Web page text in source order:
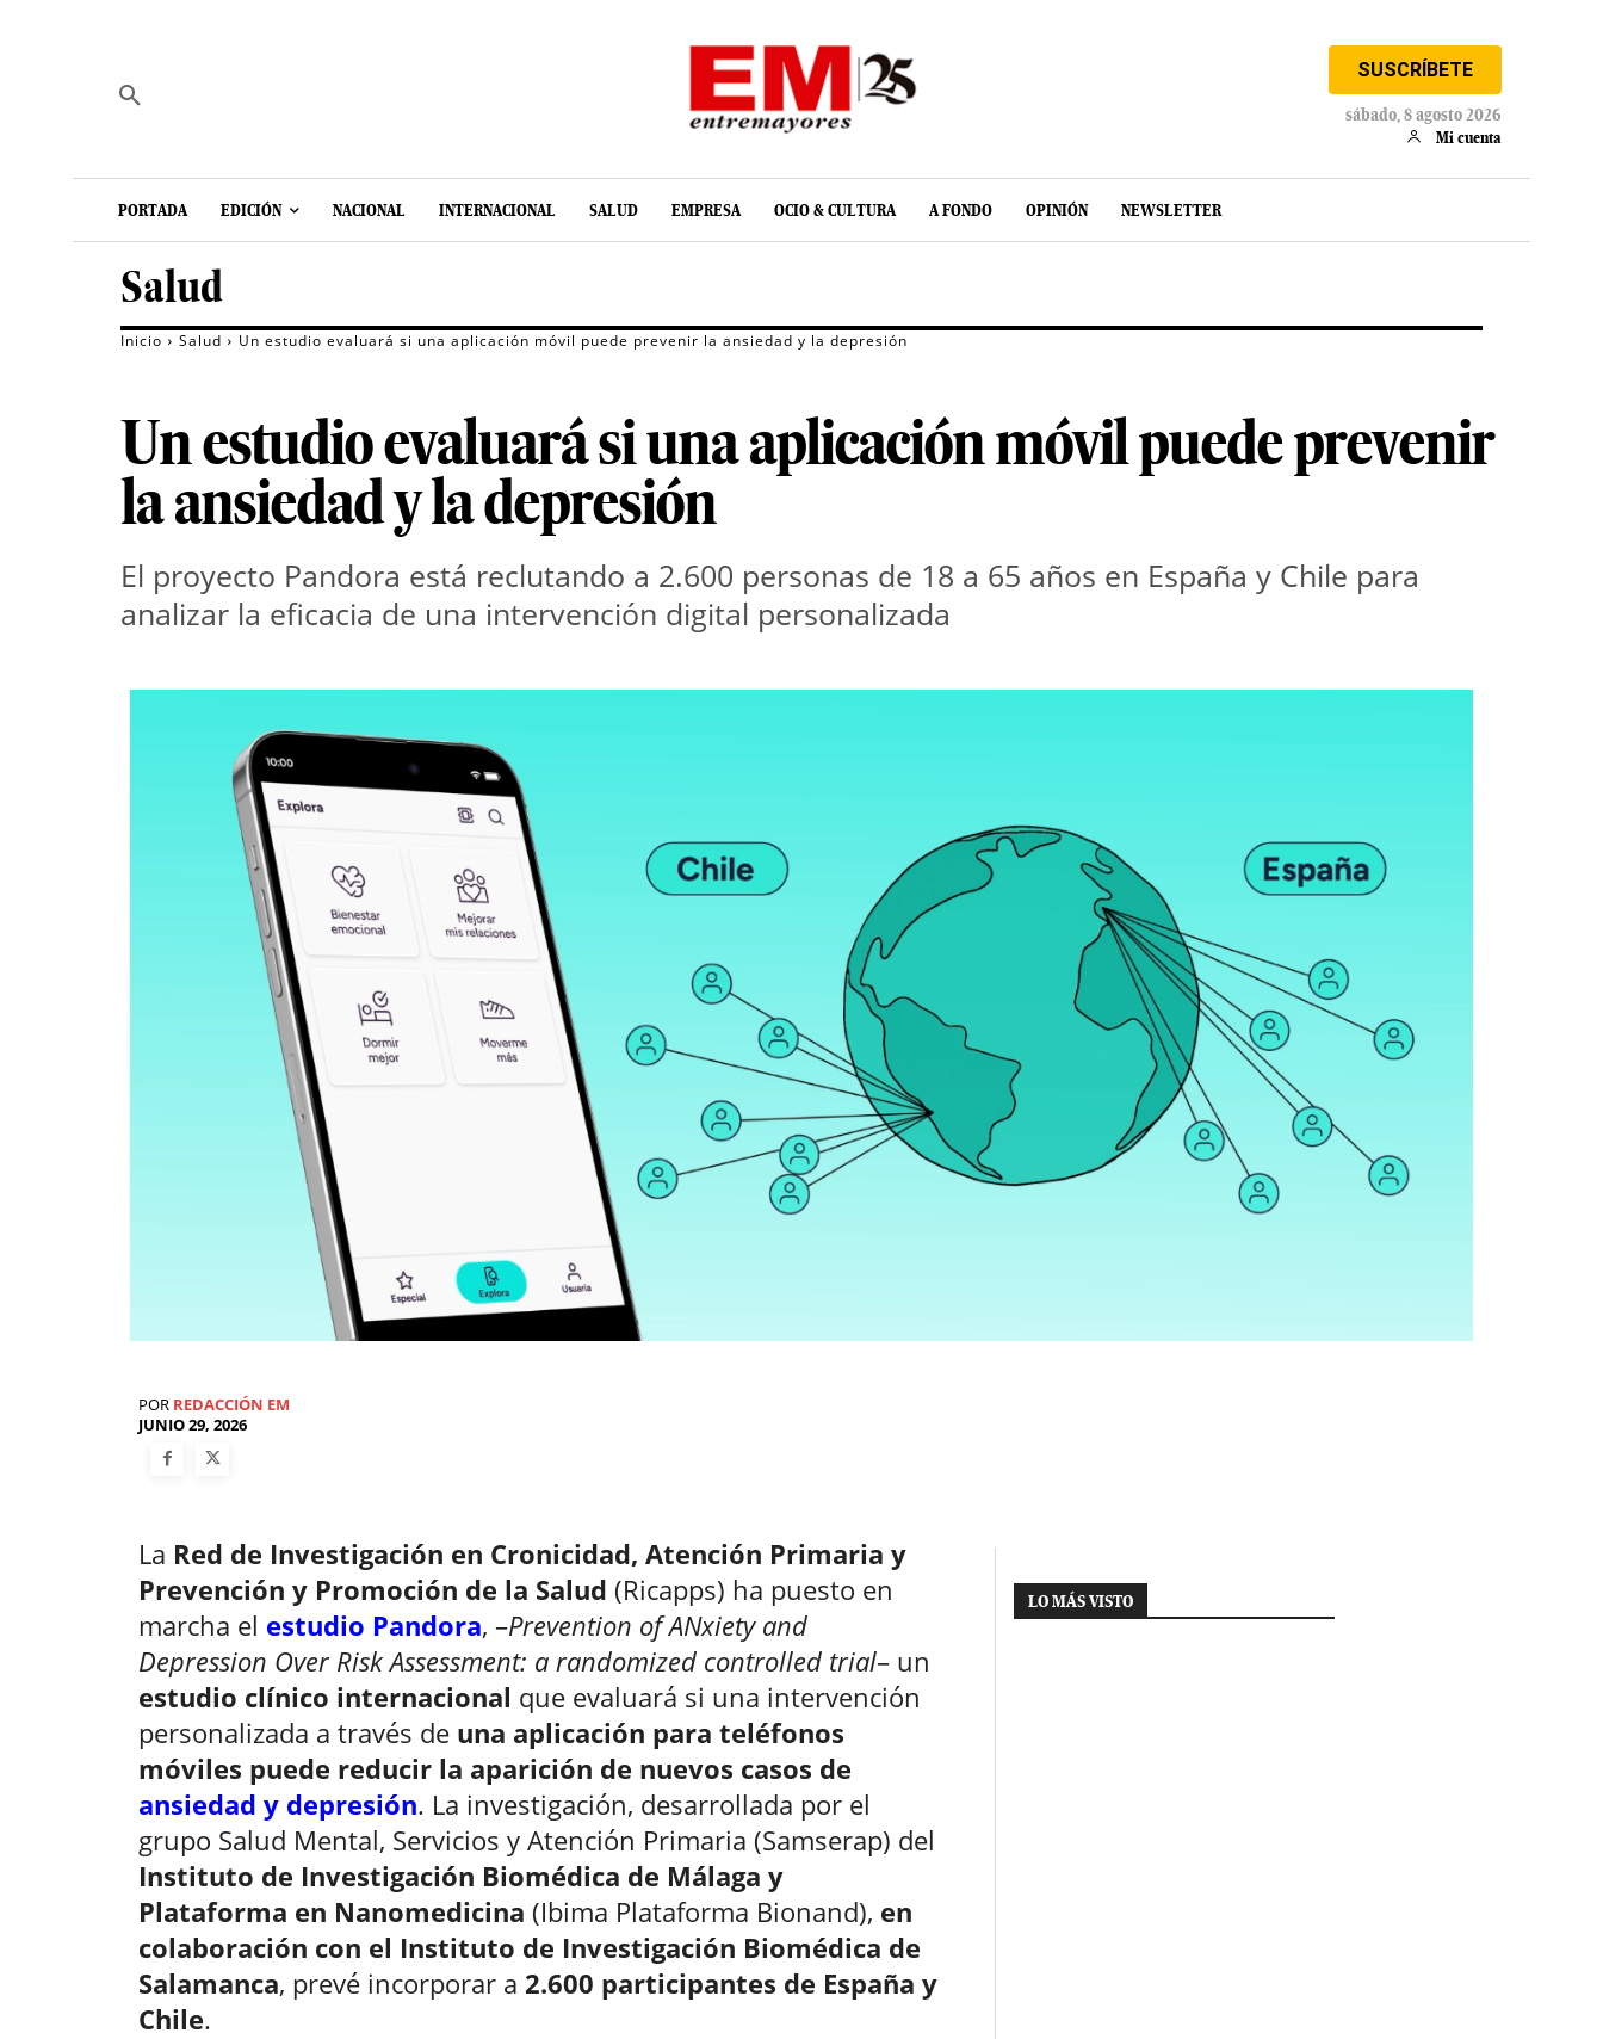
SUSCRÍBETE
sábado, 8 agosto 2026
Mi cuenta
PORTADA EDICIÓN NACIONAL INTERNACIONAL SALUD EMPRESA OCIO & CULTURA A FONDO OPINIÓN NEWSLETTER
Salud
Inicio Salud Un estudio evaluará si una aplicación móvil puede prevenir la ansiedad y la depresión
Un estudio evaluará si una aplicación móvil puede prevenir
la ansiedad y la depresión
El proyecto Pandora está reclutando a 2.600 personas de 18 a 65 años en España y Chile para
analizar la eficacia de una intervención digital personalizada
POR REDACCIÓN EM
JUNIO 29, 2026
La Red de Investigación en Cronicidad, Atención Primaria y
Prevención y Promoción de la Salud (Ricapps) ha puesto en
marcha el estudio Pandora, –Prevention of ANxiety and
Depression Over Risk Assessment: a randomized controlled trial– un
estudio clínico internacional que evaluará si una intervención
personalizada a través de una aplicación para teléfonos
móviles puede reducir la aparición de nuevos casos de
ansiedad y depresión. La investigación, desarrollada por el
grupo Salud Mental, Servicios y Atención Primaria (Samserap) del
Instituto de Investigación Biomédica de Málaga y
Plataforma en Nanomedicina (Ibima Plataforma Bionand), en
colaboración con el Instituto de Investigación Biomédica de
Salamanca, prevé incorporar a 2.600 participantes de España y
Chile.
LO MÁS VISTO